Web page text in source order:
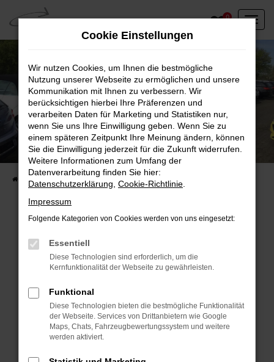
Zum
Hauptinhalt
springen
0
Unser Fahrzeugbestand vor Ort
Entdecken Sie unsere sofort verfügbaren
Fahrzeugangebote
Fehler: Network Error
Beim Laden ist ein Fehler aufgetreten.
Hier sind ein paar Tipps, die dir helfen können:
Überprüfe deine Firewall und deine
Internetverbindung.
Laden andere Webseiten, zum Beispiel deine
Suchmaschine?
Cookie Einstellungen
Wir nutzen Cookies, um Ihnen die bestmögliche
Nutzung unserer Webseite zu ermöglichen und unsere
Kommunikation mit Ihnen zu verbessern. Wir
berücksichtigen hierbei Ihre Präferenzen und
verarbeiten Daten für Marketing und Statistiken nur,
wenn Sie uns Ihre Einwilligung geben. Wenn Sie zu
einem späteren Zeitpunkt Ihre Meinung ändern, können
Sie die Einwilligung jederzeit für die Zukunft widerrufen.
Weitere Informationen zum Umfang der
Datenverarbeitung finden Sie hier:
Datenschutzerklärung Cookie-Richtlinie
Impressum
Folgende Kategorien von Cookies werden von uns eingesetzt:
Essentiell
Diese Technologien sind erforderlich, um die
Kernfunktionalität der Webseite zu gewährleisten.
Funktional
Diese Technologien bieten die bestmögliche Funktionalität
der Webseite. Services von Drittanbietern wie Google
Maps, Chats, Fahrzeugbewertungssystem und weitere
werden aktiviert.